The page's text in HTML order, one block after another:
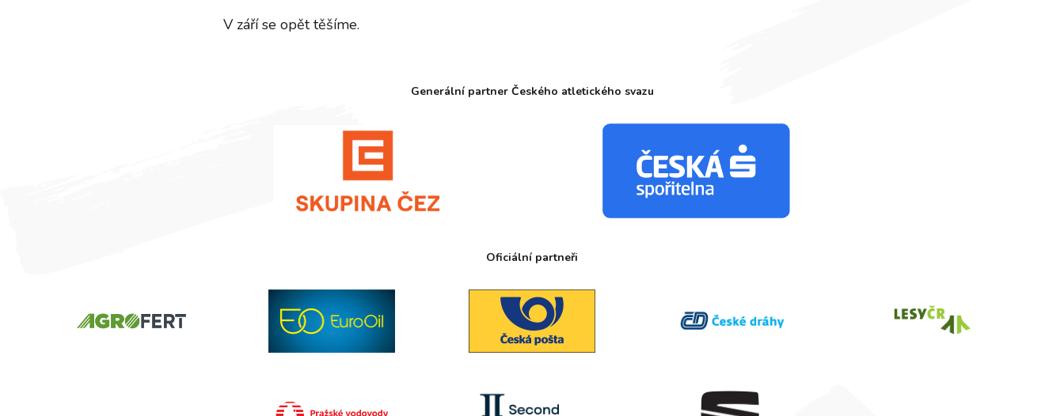
V září se opět těšíme.
Generální partner Českého atletického svazu
Oficiální partneři